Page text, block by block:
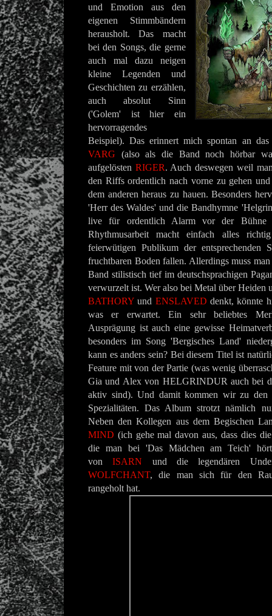
und Emotion aus den
eigenen Stimmbändern
herausholt. Das macht
bei den Songs, die gerne
auch mal dazu neigen
kleine Legenden und
Geschichten zu erzählen,
auch absolut Sinn
('Golem' ist hier ein
hervorragendes
Beispiel). Das erinnert mich spontan an
VARG (also als die Band noch hörbar
aufgelösten RIGER. Auch deswegen weil
den Riffs ordentlich nach vorne zu gehen
dem anderen heraus zu hauen. Besonders
'Herr des Waldes' und die Bandhymne
live für ordentlich Alarm vor der
Rhythmusarbeit macht einfach alles
feierwütigen Publikum der entsprechenden
fruchtbaren Boden fallen. Allerdings muss man
Band stilistisch tief im deutschsprachigen
verwurzelt ist. Wer also bei Metal über Heiden
BATHORY und ENSLAVED denkt, könnte
was er erwartet. Ein sehr beliebtes
Ausprägung ist auch eine gewisse
besonders im Song 'Bergisches Land'
kann es anders sein? Bei diesem Titel ist
Feature mit von der Partie (was wenig
Gia und Alex von HELGRINDUR auch bei
aktiv sind). Und damit kommen wir zu den
Spezialitäten. Das Album strotzt nämlich
Neben den Kollegen aus dem Begischen
MIND (ich gehe mal davon aus, dass dies
die man bei 'Das Mädchen am Teich'
vonISARN und die legendären
WOLFCHANT, die man sich für den
rangeholt hat.